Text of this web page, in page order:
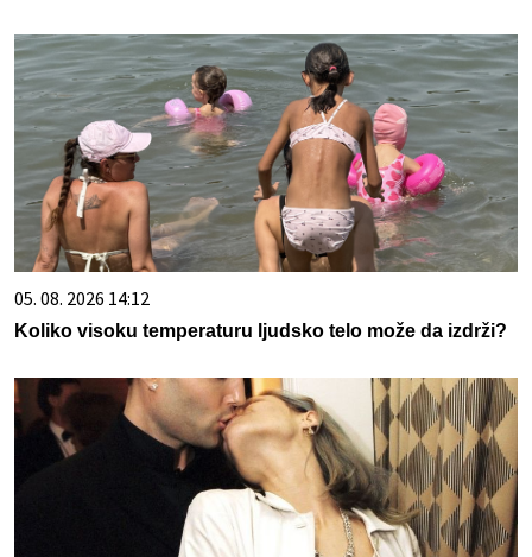
05. 08. 2026 14:12
Koliko visoku temperaturu ljudsko telo može da izdrži?